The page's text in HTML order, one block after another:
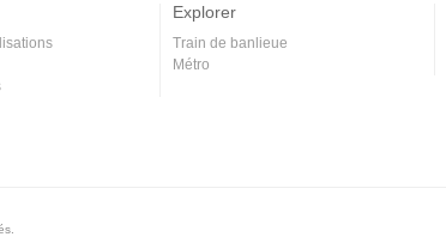
Explorer
Train de banlieue
Métro